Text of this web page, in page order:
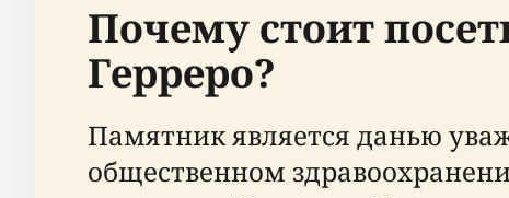
Почему стоит
Герреро?
Памятник является данью
общественном